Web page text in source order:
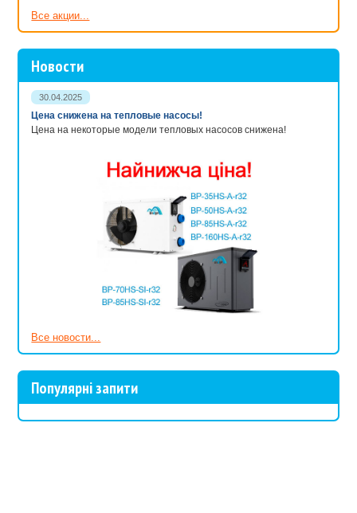
Все акции...
Новости
30.04.2025
Цена снижена на тепловые насосы!
Цена на некоторые модели тепловых насосов снижена!
Все новости...
Популярні запити